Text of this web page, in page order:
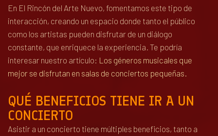
En El Rincón del Arte Nuevo, fomentamos este tipo de
interacción, creando un espacio donde tanto el público
como los artistas pueden disfrutar de un diálogo
constante, que enriquece la experiencia. Te podría
interesar nuestro artículo: Los géneros musicales que
mejor se disfrutan en salas de conciertos pequeñas.
QUÉ BENEFICIOS TIENE IR A UN
CONCIERTO
Asistir a un concierto tiene múltiples beneficios, tanto a